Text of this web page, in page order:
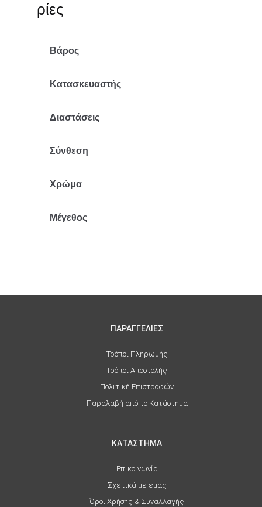
ρίες
Βάρος
Κατασκευαστής
Διαστάσεις
Σύνθεση
Χρώμα
Μέγεθος
ΠΑΡΑΓΓΕΛΙΕΣ
Τρόποι Πληρωμής
Τρόποι Αποστολής
Πολιτική Επιστροφών
Παραλαβή από το Κατάστημα
ΚΑΤΑΣΤΗΜΑ
Επικοινωνία
Σχετικά με εμάς
Όροι Χρήσης & Συναλλαγής